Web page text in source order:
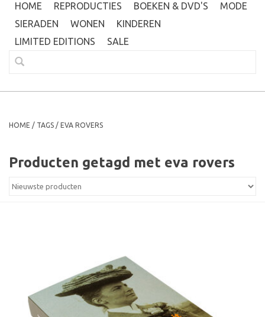
HOME REPRODUCTIES BOEKEN & DVD'S
MODE
SIERADEN
WONEN
KINDEREN
LIMITED EDITIONS
SALE
HOME / TAGS / EVA ROVERS
Producten getagd met eva rovers